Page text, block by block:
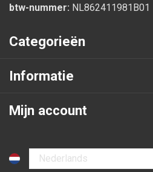
btw-nummer: NL862411981B01
Categorieën
Informatie
Mijn account
Selecteer taal